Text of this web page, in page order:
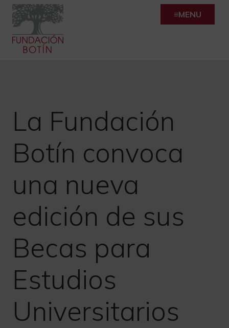
Skip
content
MENU
La Fundación
Botín convoca
una nueva
edición de sus
Becas para
Estudios
Universitarios